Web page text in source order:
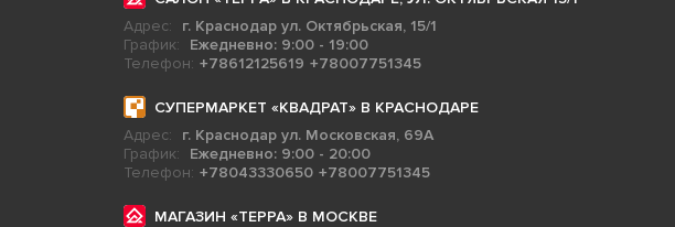
Адрес:
г. Краснодар ул. Октябрьская, 15/1
График:
Ежедневно: 9:00 - 19:00
Телефон: +78612125619 +78007751345
СУПЕРМАРКЕТ «КВАДРАТ» В КРАСНОДАРЕ
Адрес:
г. Краснодар ул. Московская, 69А
График:
Ежедневно: 9:00 - 20:00
Телефон: +78043330650 +78007751345
МАГАЗИН «ТЕРРА» В МОСКВЕ